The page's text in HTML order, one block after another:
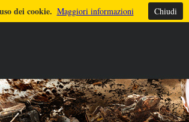
DICONO DI ME FOTO STRUMENTAZIONE
dei cookie. Maggiori informazioni Chiudi